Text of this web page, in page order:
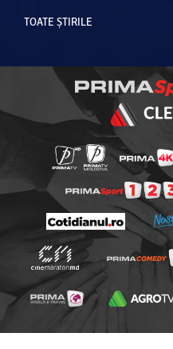
TOATE ȘTIRILE